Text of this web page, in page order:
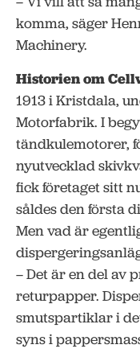
komma, säger
Machinery.
Historien om
1913 i Kristdala,
Motorfabrik. I
tändkulemotorer,
nyutvecklad
fick företaget sitt
såldes den första
Men vad är
– Det är en del av
returpapper.
smutspartiklar i
syns i